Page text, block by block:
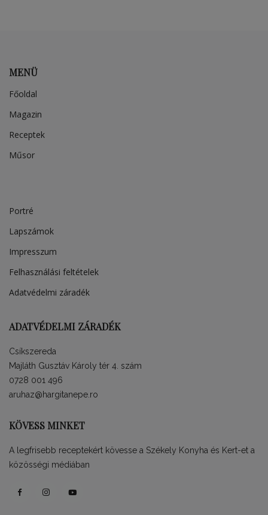
MENÜ
Főoldal
Magazin
Receptek
Műsor
Portré
Lapszámok
Impresszum
Felhasználási feltételek
Adatvédelmi záradék
ADATVÉDELMI ZÁRADÉK
Csíkszereda
Majláth Gusztáv Károly tér 4. szám
0728 001 496
aruhaz@hargitanepe.ro
KÖVESS MINKET
A legfrisebb receptekért kövesse a Székely Konyha és Kert-et a
közösségi médiában